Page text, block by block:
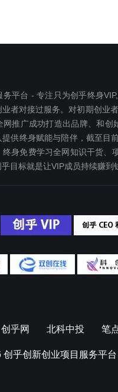
平台 - 专注只为创乎终身
者对接过服务。对初期创业
推广成功打造出品牌、和
供终身赋能与陪伴，截至目
身免费学习全网知识干货、
目标就是让VIP成员持续赚到
创乎网 北科中投 笔
创乎创新创业项目服务平台